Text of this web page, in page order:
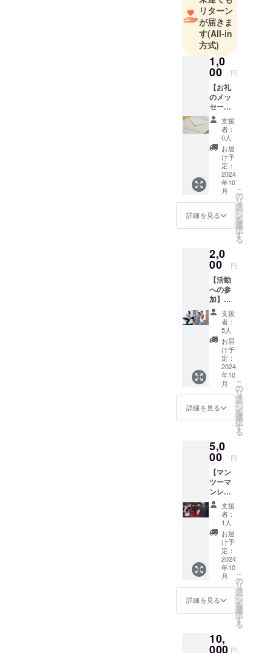
た。リターン
が届きま
す(All-in
方式)
1,0
00 円
【お礼
のメッ
セー
ジ】 感
謝の気
持ちを
込め
て、お
礼の
メッ
セージ
をメー
ルにて
お送り
しま
す。
支援
者：
0人
お届
け予
定：
2024
年10
月
詳細を見る
こ
の
リ
タ
ー
ン
を
選
択
す
る
2,0
00 円
【活動
への参
加】
キック
ボクシ
ング
レッス
ンにご
参加い
ただけ
ます！
・実施
概要：
90分×1
回(水曜
日また
日) ・有
効期
限：団
体が存
続する
限り ・
受講方
法：実
施場所
は奄美
市名瀬
運動公
園格技
場で
す。実
施場所
までの
負担く
ださ
支援
者：
5人
お届
け予
定：
2024
年10
月
詳細を見る
こ
の
リ
タ
ー
ン
を
選
択
す
る
5,0
00 円
【マン
ツーマ
ンレッ
スン】
・シャ
ドーボ
クシン
グ ・
ミット
練習 ・
コンビ
ネー
ション
練習 ・
ライト
スパー
初心者
の方で
支援
者：
1人
お届
け予
定：
2024
年10
月
詳細を見る
こ
の
リ
タ
ー
ン
を
選
択
す
る
10,
000 円